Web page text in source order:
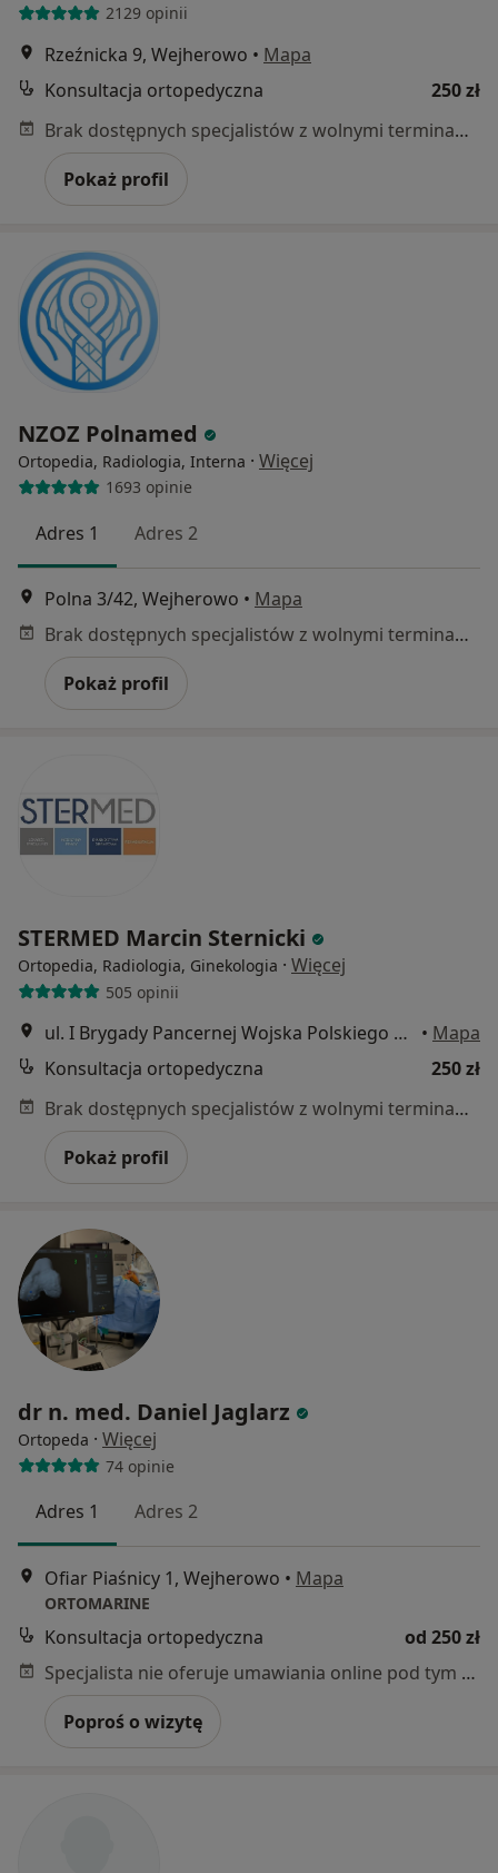
2129 opinii
Rzeźnicka 9, Wejherowo • Mapa
Konsultacja ortopedyczna
250 zł
Brak dostępnych specjalistów z wolnymi terminami w tym centrum medycznym.
Pokaż profil
NZOZ Polnamed
Ortopedia, Radiologia, Interna · Więcej
1693 opinie
Adres 1 Adres 2
Polna 3/42, Wejherowo • Mapa
Brak dostępnych specjalistów z wolnymi terminami w tym centrum medycznym.
Pokaż profil
STERMED Marcin Sternicki
Ortopedia, Radiologia, Ginekologia · Więcej
505 opinii
ul. I Brygady Pancernej Wojska Polskiego 36, Wejherowo • Mapa
Konsultacja ortopedyczna
250 zł
Brak dostępnych specjalistów z wolnymi terminami w tym centrum medycznym.
Pokaż profil
dr n. med. Daniel Jaglarz
Ortopeda · Więcej
74 opinie
Adres 1 Adres 2
Ofiar Piaśnicy 1, Wejherowo • Mapa
ORTOMARINE
Konsultacja ortopedyczna
od 250 zł
Specjalista nie oferuje umawiania online pod tym adresem.
Poproś o wizytę